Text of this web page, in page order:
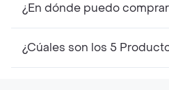
¿En dónde puedo
¿Cúales son los 5